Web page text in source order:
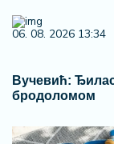
06. 08. 2026 13:34
Вучевић:
бродоломом